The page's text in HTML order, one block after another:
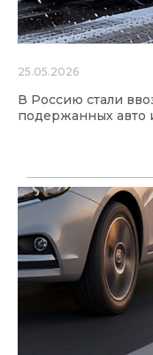
25.05.2026
В Россию стали
подержанных авто